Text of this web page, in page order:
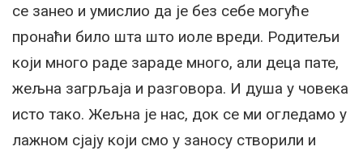
се занео и умислио да је без себе могуће
пронаћи било шта што иоле вреди. Родитељи
који много раде зараде много, али деца пате,
жељна загрљаја и разговора. И душа у човека
исто тако. Жељна је нас, док се ми огледамо у
лажном сјају који смо у заносу створили и